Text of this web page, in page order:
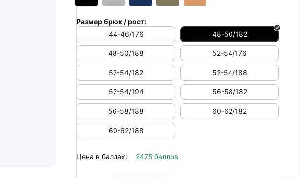
Размер брюк / рост:
44-46/176
48-50/182
48-50/188 52-54/176
52-54/182 52-54/188
52-54/194 56-58/182
56-58/188 60-62/182
60-62/188
Цена в баллах: 2475 баллов